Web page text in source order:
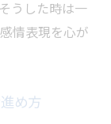
うした時は一
情表現を心が
め方